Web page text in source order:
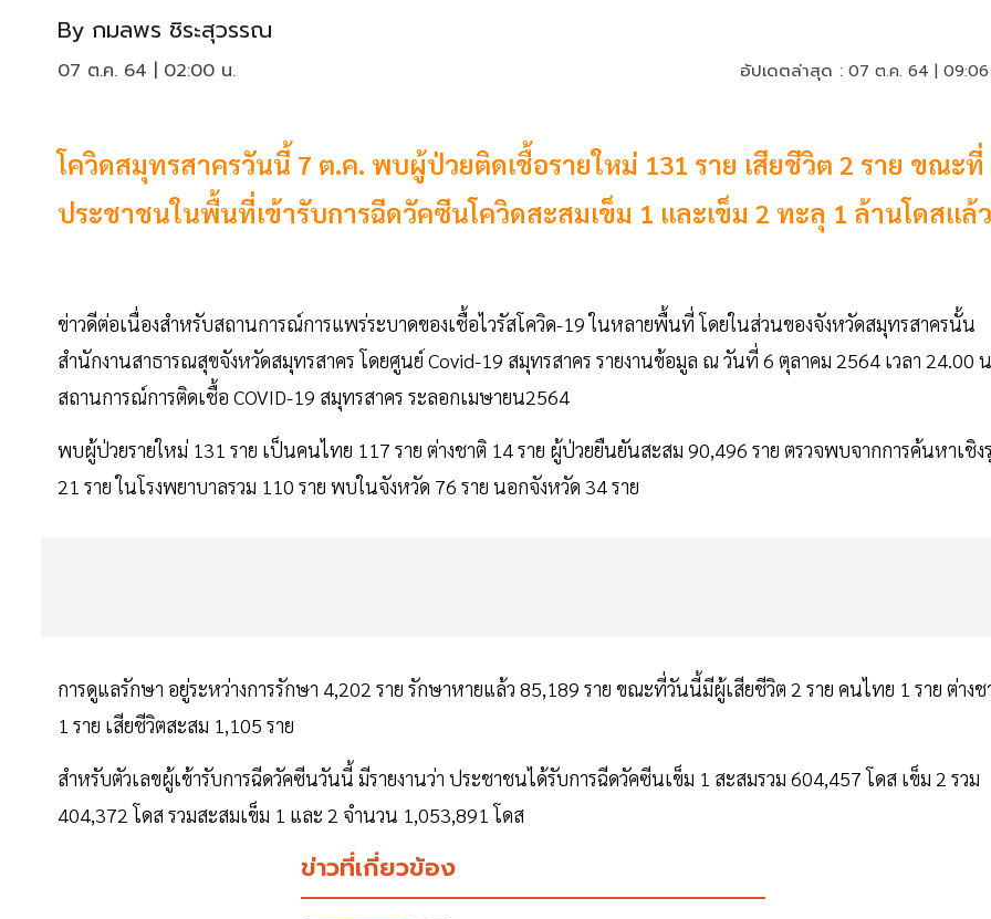
By กมลพร ชิระสุวรรณ
07 ต.ค. 64 | 02:00 น. อัปเดตล่าสุด : 07 ต.ค. 64 |
โควิดสมุทรสาครวันนี้ 7 ต.ค. พบผู้ป่วยติดเชื้อรายใหม่ 131 ราย เสียชีวิต 2 ราย ขณะที่
ประชาชนในพื้นที่เข้ารับการฉีดวัคซีนโควิดสะสมเข็ม 1 และเข็ม 2 ทะลุ 1 ล้านโดสแล้ว
ข่าวดีต่อเนื่องสำหรับสถานการณ์การแพร่ระบาดของเชื้อไวรัสโควิด-19 ในหลายพื้นที่ โดยในส่วนของจังหวัดสมุทรสาครนั้น
สำนักงานสาธารณสุขจังหวัดสมุทรสาคร โดยศูนย์ Covid-19 สมุทรสาคร รายงานข้อมูล ณ วันที่ 6 ตุลาคม 2564 เวลา 24.00
สถานการณ์การติดเชื้อ COVID-19 สมุทรสาคร ระลอกเมษายน2564
พบผู้ป่วยรายใหม่ 131 ราย เป็นคนไทย 117 ราย ต่างชาติ 14 ราย ผู้ป่วยยืนยันสะสม 90,496 ราย ตรวจพบจากการค้นหาเชิง
21 ราย ในโรงพยาบาลรวม 110 ราย พบในจังหวัด 76 ราย นอกจังหวัด 34 ราย
การดูแลรักษา อยู่ระหว่างการรักษา 4,202 ราย รักษาหายแล้ว 85,189 ราย ขณะที่วันนี้มีผู้เสียชีวิต 2 ราย คนไทย 1 ราย ต่างช
1 ราย เสียชีวิตสะสม 1,105 ราย
สำหรับตัวเลขผู้เข้ารับการฉีดวัคซีนวันนี้ มีรายงานว่า ประชาชนได้รับการฉีดวัคซีนเข็ม 1 สะสมรวม 604,457 โดส เข็ม 2 รวม
404,372 โดส รวมสะสมเข็ม 1 และ 2 จำนวน 1,053,891 โดส
ข่าวที่เกี่ยวข้อง